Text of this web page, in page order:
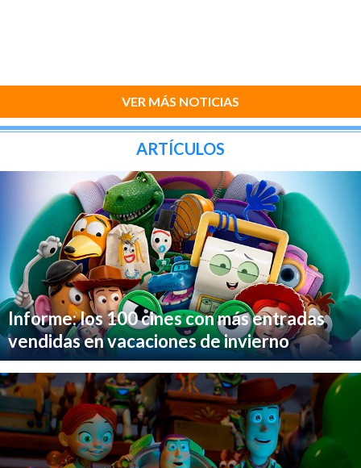
VER MÁS NOTICIAS
ARTÍCULOS
Informe: los 100 cines con más entradas
vendidas en vacaciones de invierno